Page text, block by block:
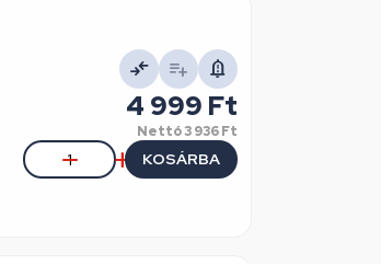
4 999 Ft
Nettó3 936 Ft
KOSÁRBA